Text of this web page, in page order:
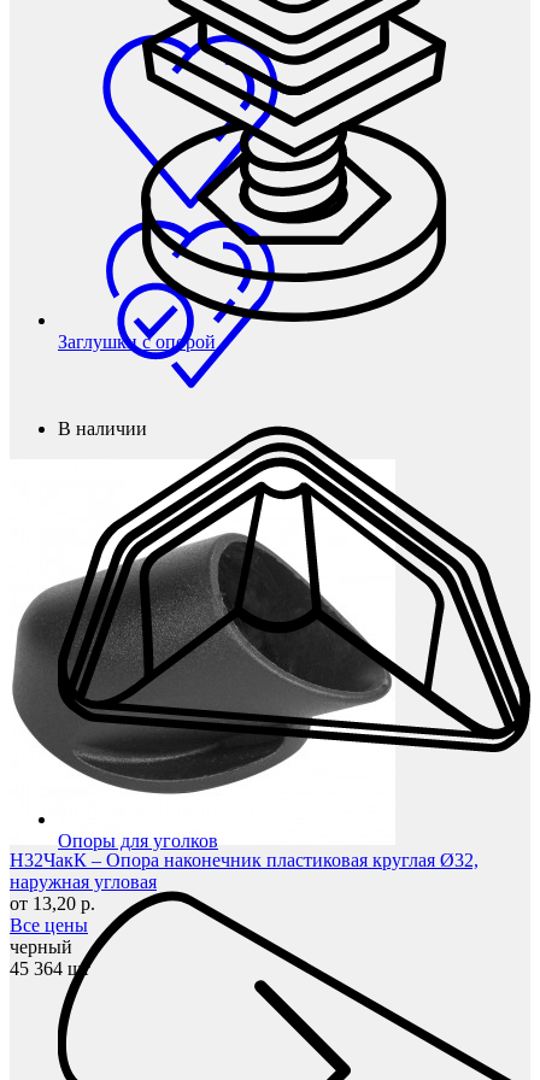
Заглушки с опорой
Опоры для уголков
В наличии
Н32ЧакК – Опора наконечник пластиковая круглая Ø32,
наружная угловая
от 13,20 р.
Все цены
черный
45 364 шт